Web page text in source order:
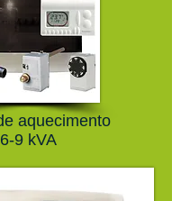
aquecimento
6-9 kVA